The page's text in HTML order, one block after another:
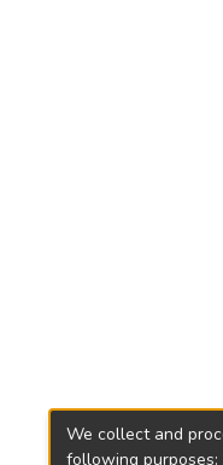
We collect and
following purposes: